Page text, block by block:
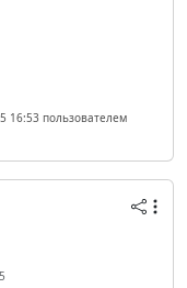
16:53 пользователем